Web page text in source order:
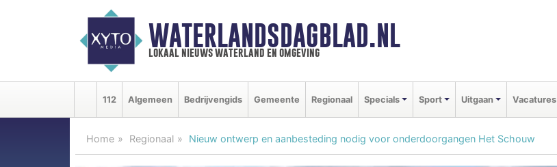
WATERLANDSDAGBLAD.NL
lokaal nieuws waterland en omgeving
112 Algemeen Bedrijvengids Gemeente Regionaal Specials Sport Uitgaan Vacatures
Home Regionaal Nieuw ontwerp en aanbesteding nodig voor onderdoorgangen Het Schouw